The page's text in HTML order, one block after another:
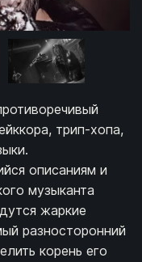
трип-хопа,
описаниям и
музыканта
жаркие
разносторонний
корень его